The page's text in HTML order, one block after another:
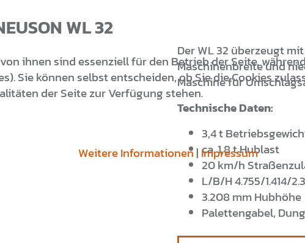
WL 32
Der WL 32 überzeugt
Maschinenbreite und
Maschine für
Technische Daten:
3,4 t
ca. 1,8 t Hublast
20 km/h
L/B/H 4.755/1.414/
3.208 mm Hubhöhe
Palettengabel,
ihnen sind essenziell für den Betrieb der Seite,
Sie können selbst entscheiden, ob Sie die Cookies
der Seite zur Verfügung stehen.
Weitere Informationen| Impressum